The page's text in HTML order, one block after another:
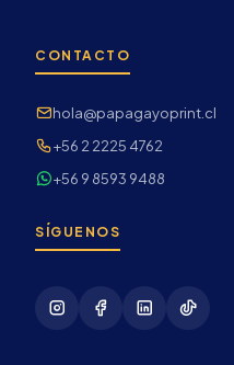
CONTACTO
hola@papagayoprint.cl
+56 2 2225 4762
+56 9 8593 9488
SÍGUENOS